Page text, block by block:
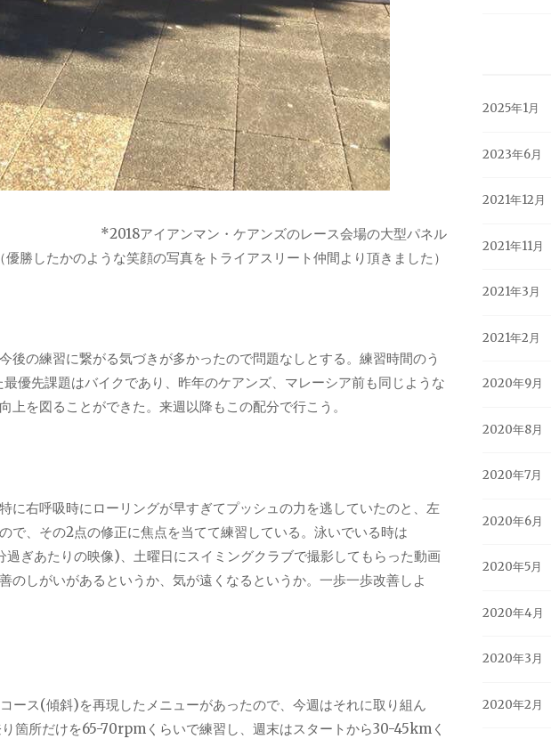
*2018アイアンマン・ケアンズのレース会場の大型パネル
優勝したかのような笑顔の写真をトライアスリート仲間より頂きました）
後の練習に繋がる気づきが多かったので問題なしとする。練習時間のう
最優先課題はバイクであり、昨年のケアンズ、マレーシア前も同じような
を図ることができた。来週以降もこの配分で行こう。
に右呼吸時にローリングが早すぎてプッシュの力を逃していたのと、左
で、その2点の修正に焦点を当てて練習している。泳いでいる時は
過ぎあたりの映像)、土曜日にスイミングクラブで撮影してもらった動画
のしがいがあるというか、気が遠くなるというか。一歩一歩改善しよ
ース(傾斜)を再現したメニューがあったので、今週はそれに取り組ん
箇所だけを65-70rpm くらいで練習し、週末はスタートから30-45km く
2025年1月
2023年6月
2021年12月
2021年11月
2021年3月
2021年2月
2020年9月
2020年8月
2020年7月
2020年6月
2020年5月
2020年4月
2020年3月
2020年2月